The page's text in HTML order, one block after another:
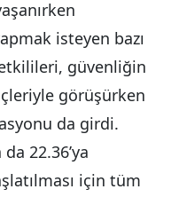
isteyen bazı
güvenliğin
görüşürken
da girdi.
22.36’ya
için tüm